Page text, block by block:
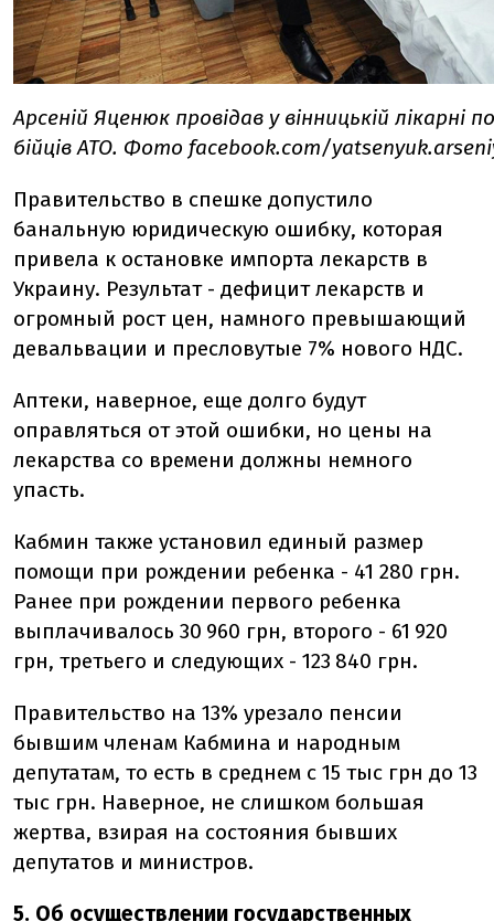
Арсеній Яценюк провідав у вінницькій лікарні
бійців АТО. Фото facebook.com/
Правительство в спешке допустило
банальную юридическую ошибку, которая
привела к остановке импорта лекарств в
Украину. Результат - дефицит лекарств и
огромный рост цен, намного превышающий
девальвации и пресловутые 7% нового НДС.
Аптеки, наверное, еще долго будут
оправляться от этой ошибки, но цены на
лекарства со времени должны немного
упасть.
Кабмин также установил единый размер
помощи при рождении ребенка - 41 280 грн.
Ранее при рождении первого ребенка
выплачивалось 30 960 грн, второго - 61 920
грн, третьего и следующих - 123 840 грн.
Правительство на 13% урезало пенсии
бывшим членам Кабмина и народным
депутатам, то есть в среднем с 15 тыс грн до 13
тыс грн. Наверное, не слишком большая
жертва, взирая на состояния бывших
депутатов и министров.
5. Об осуществлении государственных